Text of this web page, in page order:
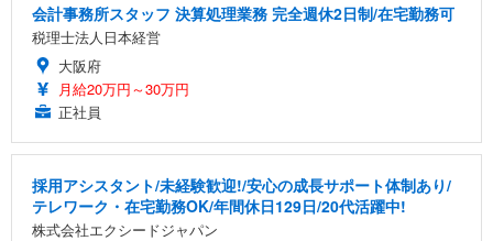
会計事務所スタッフ 決算処理業務 完全週休2日制/在宅勤務可
税理士法人日本経営
大阪府
月給20万円～30万円
正社員
採用アシスタント/未経験歓迎!/安心の成長サポート体制あり/
テレワーク・在宅勤務OK/年間休日129日/20代活躍中!
株式会社エクシードジャパン